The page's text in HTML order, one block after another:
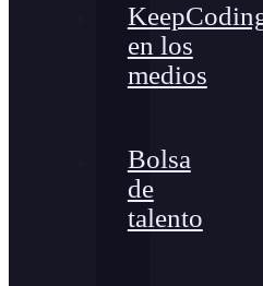
en los
medios
Bolsa
de
talento